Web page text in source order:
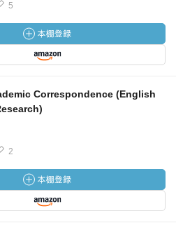
5
Correspondence (English
2